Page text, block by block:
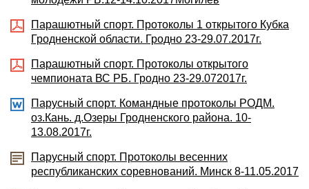
Парашютный спорт. Протоколы 1 открытого Кубка
Гродненской области. Гродно 23-29.07.2017г.
Парашютный спорт. Протоколы открытого
чемпионата ВС РБ. Гродно 23-29.072017г.
Парусный спорт. Командные протоколы РОДМ.
оз.Кань. д.Озеры Гродненского района. 10-
13.08.2017г.
Парусный спорт. Протоколы весенних
республиканских соревнований. Минск 8-11.05.2017